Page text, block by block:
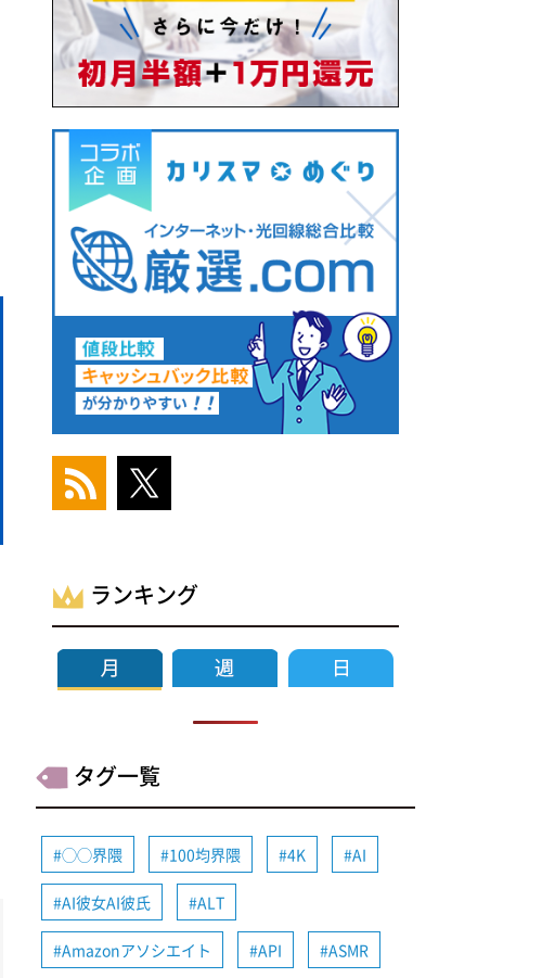
ランキング
タグ一覧
◯◯界隈 100均界隈 4K AI
AI彼女AI彼氏 ALT
Amazonアソシエイト API ASMR